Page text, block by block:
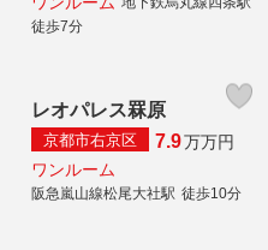
徒歩7分
レオパレス罧原
京都市右京区 7.9万万円
ワンルーム
阪急嵐山線松尾大社駅 徒歩10分